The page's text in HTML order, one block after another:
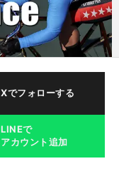
Xでフォローする
LINEで
アカウント追加